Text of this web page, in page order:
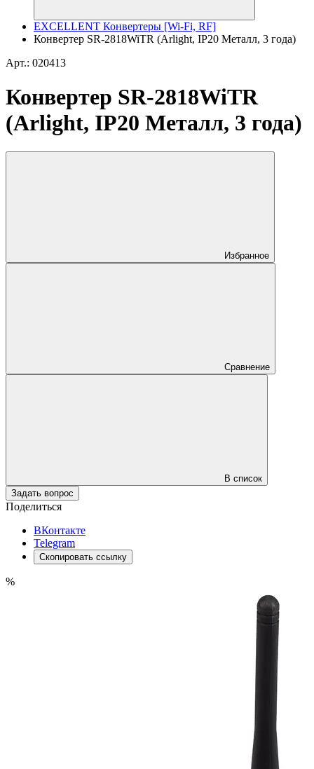
EXCELLENT Конвертеры [Wi-Fi, RF]
Конвертер SR-2818WiTR (Arlight, IP20 Металл, 3 года)
Арт.: 020413
Конвертер SR-2818WiTR
(Arlight, IP20 Металл, 3 года)
Избранное
Сравнение
В список
Задать вопрос
Поделиться
ВКонтакте
Telegram
Скопировать ссылку
%